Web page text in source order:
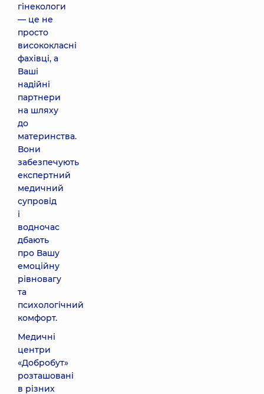
гінекологи
— це не
просто
висококласні
фахівці, а
Ваші
надійні
партнери
на шляху
до
материнства.
Вони
забезпечують
експертний
медичний
супровід
і
водночас
дбають
про Вашу
емоційну
рівновагу
та
психологічний
комфорт.
Медичні
центри
«Добробут»
розташовані
в різних